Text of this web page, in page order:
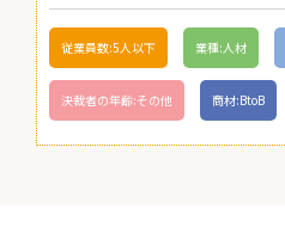
従業員数:5人以下 業種:人材
決裁者の年齢:その他 商材:BtoB